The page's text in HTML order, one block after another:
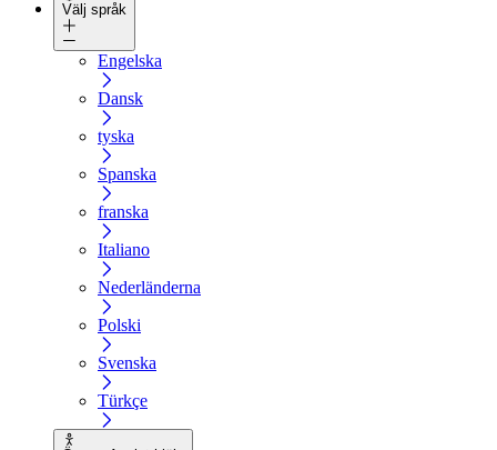
Välj språk
Engelska
Dansk
tyska
Spanska
franska
Italiano
Nederländerna
Polski
Svenska
Türkçe